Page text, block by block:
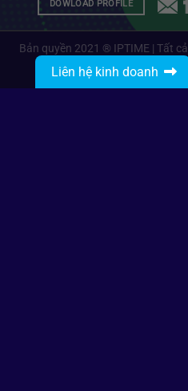
DOWLOAD PROFILE
Bản quyền 2021 ® IPTIME | Tất
Nam
Liên hệ kinh doanh